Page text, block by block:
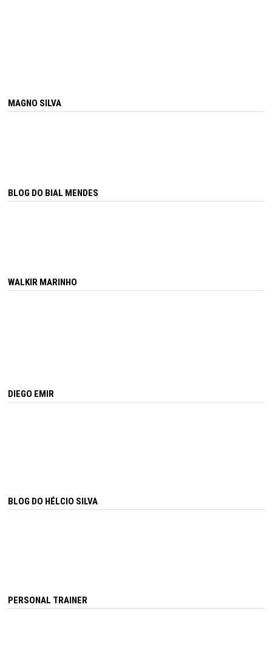
MAGNO SILVA
BLOG DO BIAL MENDES
WALKIR MARINHO
DIEGO EMIR
BLOG DO HÉLCIO SILVA
PERSONAL TRAINER